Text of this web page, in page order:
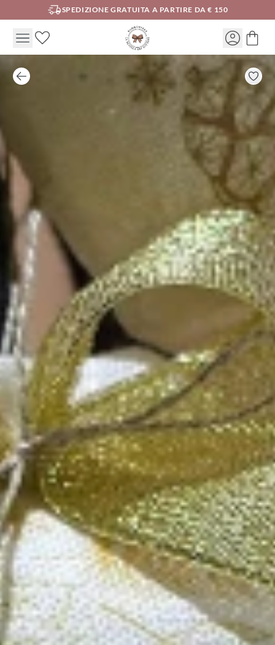
SPEDIZIONE GRATUITA A PARTIRE DA € 150